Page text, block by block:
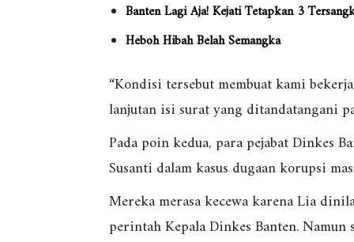
Banten Lagi Aja! Kejati Tetapkan 3
Heboh Hibah Belah Semangka
“Kondisi tersebut membuat kami
lanjutan isi surat yang ditandatangani
Pada poin kedua, para pejabat Dinkes
Susanti dalam kasus dugaan korupsi
Mereka merasa kecewa karena Lia
perintah Kepala Dinkes Banten. Namun